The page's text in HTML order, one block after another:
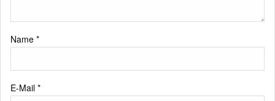
Name *
E-Mail *